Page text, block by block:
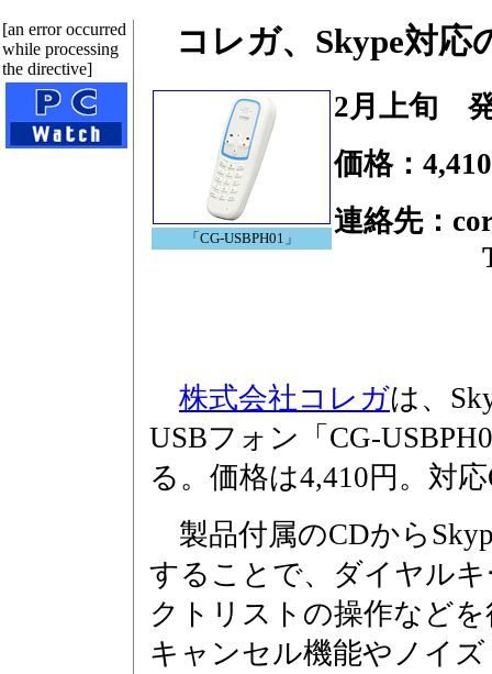
[an error occurred
while processing
the directive]
コレガ、Skype対
「CG-USBPH01」
2月上旬
価格：
連絡先：
株式会社コレガは、
USBフォン「CG-
る。価格は4,410円。対
製品付属のCDから
することで、ダイヤル
クトリストの操作など
キャンセル機能やノイ